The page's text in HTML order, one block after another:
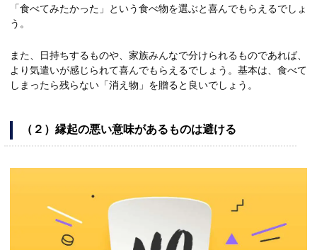
「食べてみたかった」という食べ物を選ぶと喜んでもらえるでしょ
う。
また、日持ちするものや、家族みんなで分けられるものであれば、
より気遣いが感じられて喜んでもらえるでしょう。基本は、食べて
しまったら残らない「消え物」を贈ると良いでしょう。
（２）縁起の悪い意味があるものは避ける